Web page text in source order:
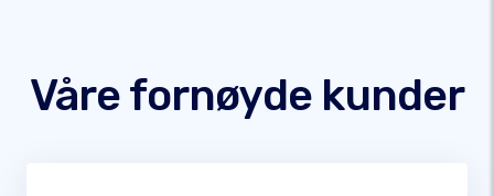
Våre fornøyde kunder